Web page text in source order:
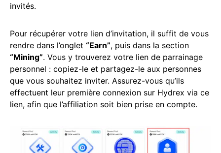
invités.
Pour récupérer votre lien d’invitation, il suffit de vous
rendre dans l’onglet “Earn”, puis dans la section
“Mining”. Vous y trouverez votre lien de parrainage
personnel : copiez-le et partagez-le aux personnes
que vous souhaitez inviter. Assurez-vous qu’ils
effectuent leur première connexion sur Hydrex via ce
lien, afin que l’affiliation soit bien prise en compte.